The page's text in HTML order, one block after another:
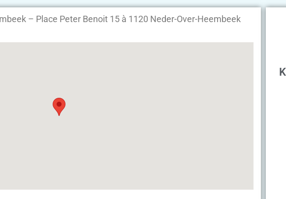
– Place Peter Benoit 15 à 1120 Neder-Over-Heembeek